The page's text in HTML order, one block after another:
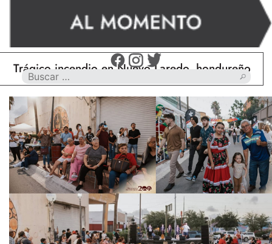
incendio en Nuevo Laredo, hondureño muere